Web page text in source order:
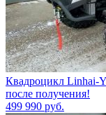
Квадроцикл Linhai-
после получения!
499 990 руб.